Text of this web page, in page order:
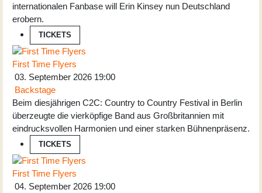
internationalen Fanbase will Erin Kinsey nun Deutschland
erobern.
TICKETS
First Time Flyers
03. September 2026 19:00
Backstage
Beim diesjährigen C2C: Country to Country Festival in Berlin
überzeugte die vierköpfige Band aus Großbritannien mit
eindrucksvollen Harmonien und einer starken Bühnenpräsenz.
TICKETS
First Time Flyers
04. September 2026 19:00